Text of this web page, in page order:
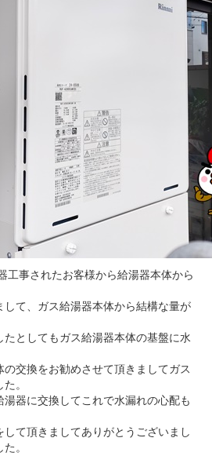
工事されたお客様から給湯器本体から
て、ガス給湯器本体から結構な量が
としてもガス給湯器本体の基盤に水
交換をお勧めさせて頂きましてガス
。
器に交換してこれで水漏れの心配も
て頂きましてありがとうございまし
。